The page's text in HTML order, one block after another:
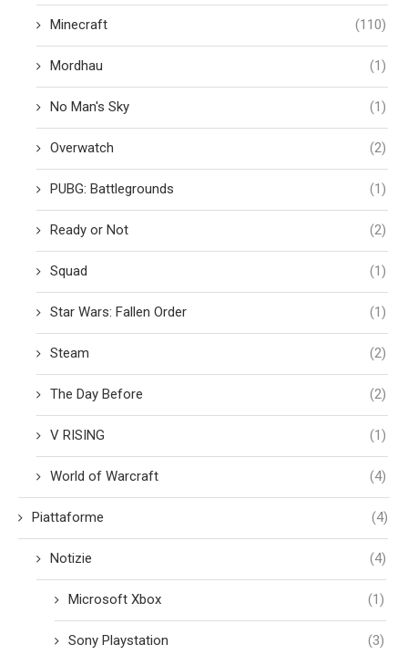
Minecraft (110)
Mordhau (1)
No Man's Sky (1)
Overwatch (2)
PUBG: Battlegrounds (1)
Ready or Not (2)
Squad (1)
Star Wars: Fallen Order (1)
Steam (2)
The Day Before (2)
V RISING (1)
World of Warcraft (4)
Piattaforme (4)
Notizie (4)
Microsoft Xbox (1)
Sony Playstation (3)